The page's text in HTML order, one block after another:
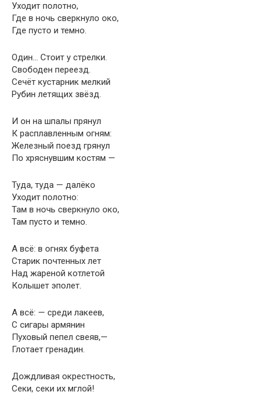
Уходит полотно,
Где в ночь сверкнуло око,
Где пусто и темно.
Один… Стоит у стрелки.
Свободен переезд.
Сечёт кустарник мелкий
Рубин летящих звёзд.
И он на шпалы прянул
К расплавленным огням:
Железный поезд грянул
По хряснувшим костям —
Туда, туда — далёко
Уходит полотно:
Там в ночь сверкнуло око,
Там пусто и темно.
А всё: в огнях буфета
Старик почтенных лет
Над жареной котлетой
Колышет эполет.
А всё: — среди лакеев,
С сигары армянин
Пуховый пепел свеяв,—
Глотает гренадин.
Дождливая окрестность,
Секи, секи их мглой!